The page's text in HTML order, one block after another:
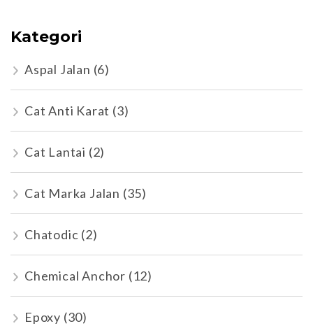
Kategori
Aspal Jalan (6)
Cat Anti Karat (3)
Cat Lantai (2)
Cat Marka Jalan (35)
Chatodic (2)
Chemical Anchor (12)
Epoxy (30)